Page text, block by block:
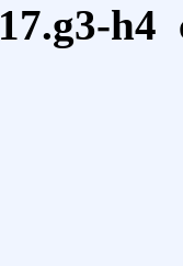
17.g3-h4